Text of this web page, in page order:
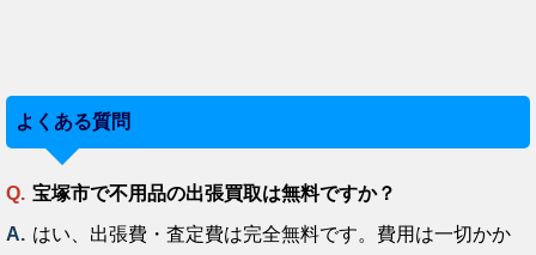
よくある質問
宝塚市で不用品の出張買取は無料ですか？
はい、出張費・査定費は完全無料です。費用は一切かか